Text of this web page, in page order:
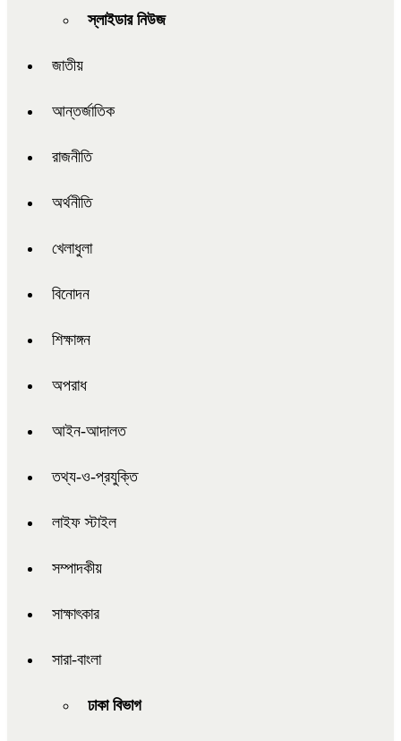
স্লাইডার নিউজ
জাতীয়
আন্তর্জাতিক
রাজনীতি
অর্থনীতি
খেলাধুলা
বিনোদন
শিক্ষাঙ্গন
অপরাধ
আইন-আদালত
তথ্য-ও-প্রযুক্তি
লাইফ স্টাইল
সম্পাদকীয়
সাক্ষাৎকার
সারা-বাংলা
ঢাকা বিভাগ